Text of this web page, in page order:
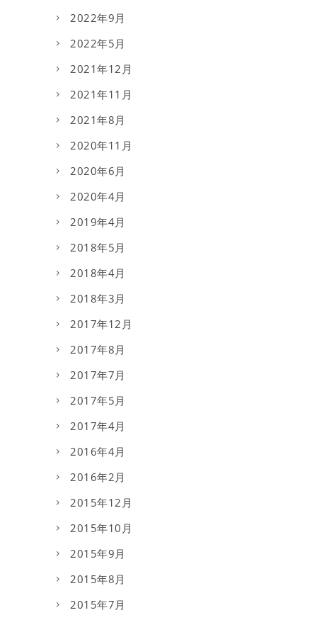
2022年9月
2022年5月
2021年12月
2021年11月
2021年8月
2020年11月
2020年6月
2020年4月
2019年4月
2018年5月
2018年4月
2018年3月
2017年12月
2017年8月
2017年7月
2017年5月
2017年4月
2016年4月
2016年2月
2015年12月
2015年10月
2015年9月
2015年8月
2015年7月